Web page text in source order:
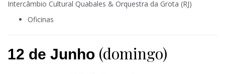
Intercâmbio Cultural Quabales & Orquestra da Grota (RJ)
Oficinas
12 de Junho (domingo)